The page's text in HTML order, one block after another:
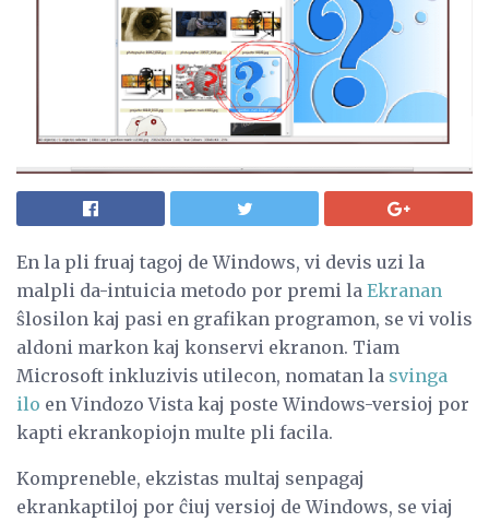
En la pli fruaj tagoj de Windows, vi devis uzi la
malpli da-intuicia metodo por premi la Ekranan
ŝlosilon kaj pasi en grafikan programon, se vi volis
aldoni markon kaj konservi ekranon. Tiam
Microsoft inkluzivis utilecon, nomatan la svinga
ilo en Vindozo Vista kaj poste Windows-versioj por
kapti ekrankopiojn multe pli facila.
Kompreneble, ekzistas multaj senpagaj
ekrankaptiloj por ĉiuj versioj de Windows, se viaj